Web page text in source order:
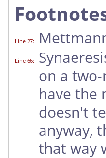
Line 27:
Line 66:
on a
have the
doesn't
anyway,
that way